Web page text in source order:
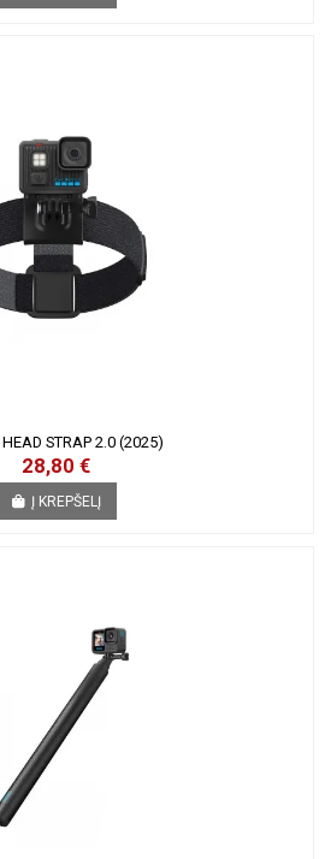
HEAD STRAP 2.0 (2025)
28,80 €
Į KREPŠELĮ